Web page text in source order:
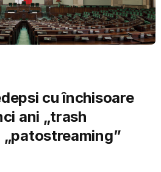
cu închisoare
ani „trash